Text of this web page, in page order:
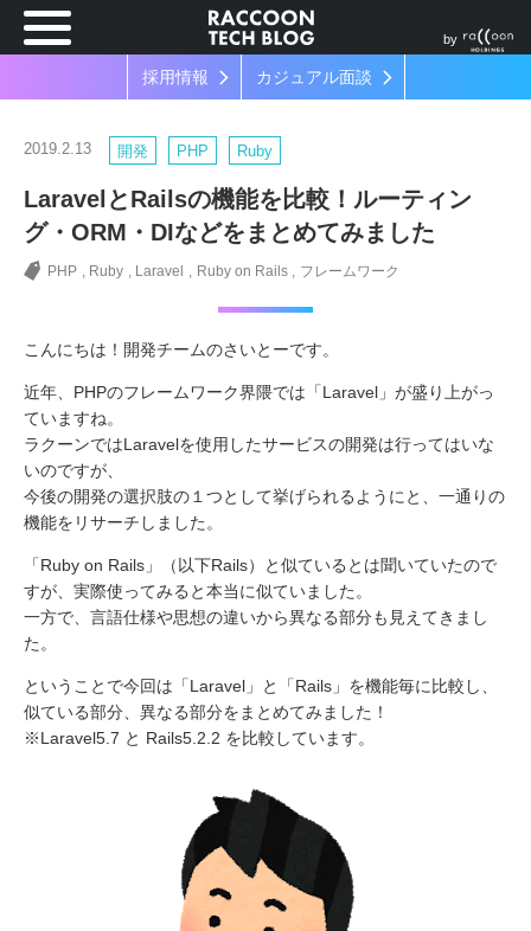
by
採用情報 カジュアル面談
2019.2.13 開発 PHP Ruby
LaravelとRailsの機能を比較！ルーティン
グ・ORM・DIなどをまとめてみました
PHP Ruby Laravel Ruby on Rails フレームワーク
こんにちは！開発チームのさいとーです。
近年、PHPのフレームワーク界隈では「Laravel」が盛り上がっ
ていますね。
ラクーンではLaravelを使用したサービスの開発は行ってはいな
いのですが、
今後の開発の選択肢の１つとして挙げられるようにと、一通りの
機能をリサーチしました。
「Ruby on Rails」（以下Rails）と似ているとは聞いていたので
すが、実際使ってみると本当に似ていました。
一方で、言語仕様や思想の違いから異なる部分も見えてきまし
た。
ということで今回は「Laravel」と「Rails」を機能毎に比較し、
似ている部分、異なる部分をまとめてみました！
※Laravel5.7 と Rails5.2.2 を比較しています。